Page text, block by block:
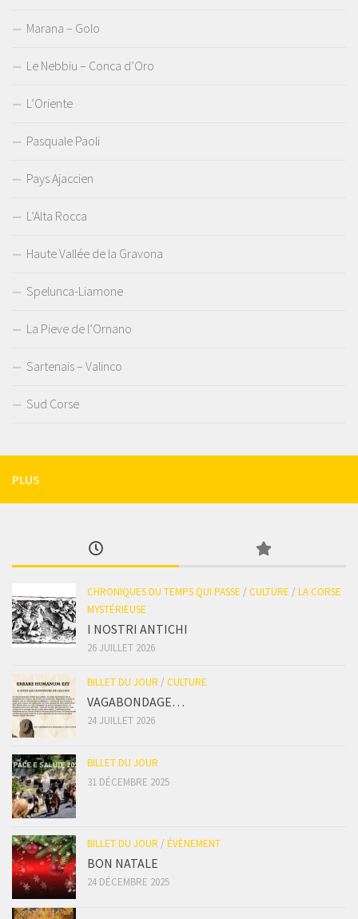
Marana – Golo
Le Nebbiu – Conca d’Oro
L’Oriente
Pasquale Paoli
Pays Ajaccien
L’Alta Rocca
Haute Vallée de la Gravona
Spelunca-Liamone
La Pieve de l’Ornano
Sartenais – Valinco
Sud Corse
PLUS
CHRONIQUES DU TEMPS QUI PASSE / CULTURE / LA CORSE
MYSTÉRIEUSE
I NOSTRI ANTICHI
26 JUILLET 2026
BILLET DU JOUR / CULTURE
VAGABONDAGE…
24 JUILLET 2026
BILLET DU JOUR
31 DÉCEMBRE 2025
BILLET DU JOUR / ÉVÈNEMENT
BON NATALE
24 DÉCEMBRE 2025